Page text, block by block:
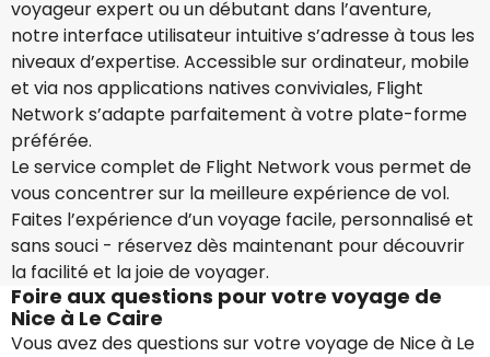
voyageur expert ou un débutant dans l’aventure,
notre interface utilisateur intuitive s’adresse à tous les
niveaux d’expertise. Accessible sur ordinateur, mobile
et via nos applications natives conviviales, Flight
Network s’adapte parfaitement à votre plate-forme
préférée.
Le service complet de Flight Network vous permet de
vous concentrer sur la meilleure expérience de vol.
Faites l’expérience d’un voyage facile, personnalisé et
sans souci - réservez dès maintenant pour découvrir
la facilité et la joie de voyager.
Foire aux questions pour votre voyage de
Nice à Le Caire
Vous avez des questions sur votre voyage de Nice à Le